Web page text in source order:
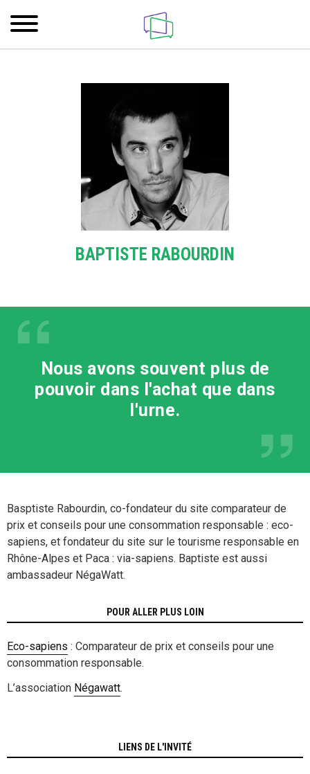
BAPTISTE RABOURDIN
Nous avons souvent plus de
pouvoir dans l'achat que dans
l'urne.
Basptiste Rabourdin, co-fondateur du site comparateur de
prix et conseils pour une consommation responsable : eco-
sapiens, et fondateur du site sur le tourisme responsable en
Rhône-Alpes et Paca : via-sapiens. Baptiste est aussi
ambassadeur NégaWatt.
POUR ALLER PLUS LOIN
Eco-sapiens : Comparateur de prix et conseils pour une
consommation responsable.
L’association Négawatt.
LIENS DE L'INVITÉ